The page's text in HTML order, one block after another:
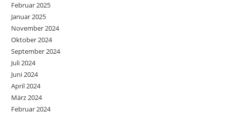
Februar 2025
Januar 2025
November 2024
Oktober 2024
September 2024
Juli 2024
Juni 2024
April 2024
März 2024
Februar 2024